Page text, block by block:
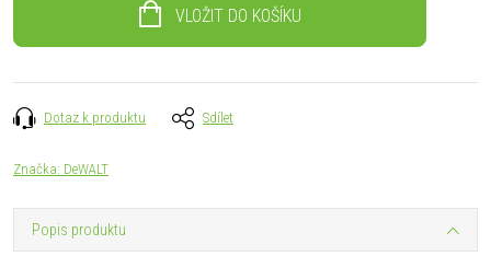
VLOŽIT DO KOŠÍKU
Dotaz k produktu Sdílet
Značka: DeWALT
Popis produktu